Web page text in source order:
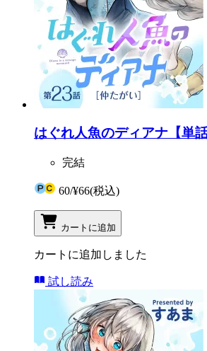
はぐれ人魚のディアナ【単
完結
60/¥66(税込)
カートに追加
カートに追加しました
試し読み